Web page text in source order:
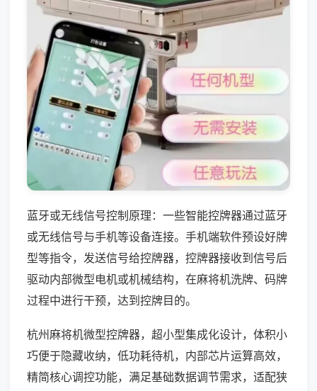
蓝牙或无线信号控制原理：一些智能控牌器通过蓝牙
或无线信号与手机等设备连接。手机端软件预设好牌
型等指令，发送信号给控牌器，控牌器接收到信号后
驱动内部微型电机或机械结构，在麻将机洗牌、码牌
过程中进行干预，达到控牌目的。
杭州麻将机微型控牌器，超小型集成化设计，体积小
巧便于隐藏收纳，低功耗待机，内部芯片运算高效，
精简核心调控功能，满足基础数据调节需求，适配狭